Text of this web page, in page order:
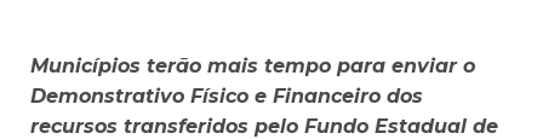
Municípios terão mais tempo para enviar o
Demonstrativo Físico e Financeiro dos
recursos transferidos pelo Fundo Estadual de